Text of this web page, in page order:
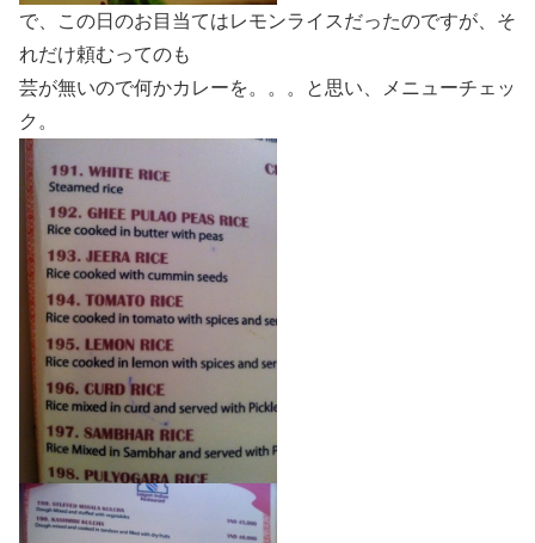
で、この日のお目当てはレモンライスだったのですが、そ
れだけ頼むってのも
芸が無いので何かカレーを。。。と思い、メニューチェッ
ク。